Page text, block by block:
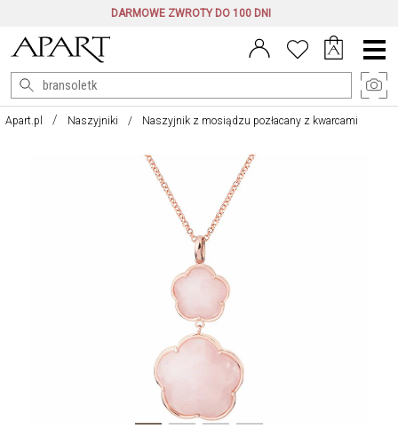
DARMOWE ZWROTY DO 100 DNI
Menu
główne
Apart.pl Naszyjniki Naszyjnik z mosiądzu pozłacany z kwarcami